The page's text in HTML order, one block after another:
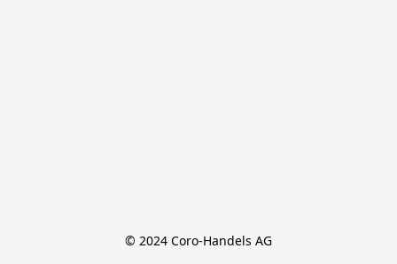
© 2024 Coro-Handels AG